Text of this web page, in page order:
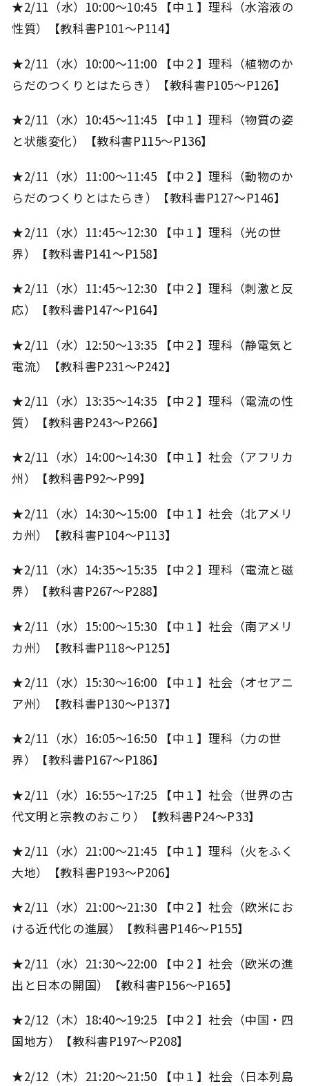
★2/11（水）10:00～10:45 【中１】理科（水溶液の
性質）【教科書P101～P114】
★2/11（水）10:00～11:00 【中２】理科（植物のか
らだのつくりとはたらき）【教科書P105～P126】
★2/11（水）10:45～11:45 【中１】理科（物質の姿
と状態変化）【教科書P115～P136】
★2/11（水）11:00～11:45 【中２】理科（動物のか
らだのつくりとはたらき）【教科書P127～P146】
★2/11（水）11:45～12:30 【中１】理科（光の世
界）【教科書P141～P158】
★2/11（水）11:45～12:30 【中２】理科（刺激と反
応）【教科書P147～P164】
★2/11（水）12:50～13:35 【中２】理科（静電気と
電流）【教科書P231～P242】
★2/11（水）13:35～14:35 【中２】理科（電流の性
質）【教科書P243～P266】
★2/11（水）14:00～14:30 【中１】社会（アフリカ
州）【教科書P92～P99】
★2/11（水）14:30～15:00 【中１】社会（北アメリ
カ州）【教科書P104～P113】
★2/11（水）14:35～15:35 【中２】理科（電流と磁
界）【教科書P267～P288】
★2/11（水）15:00～15:30 【中１】社会（南アメリ
カ州）【教科書P118～P125】
★2/11（水）15:30～16:00 【中１】社会（オセアニ
ア州）【教科書P130～P137】
★2/11（水）16:05～16:50 【中１】理科（力の世
界）【教科書P167～P186】
★2/11（水）16:55～17:25 【中１】社会（世界の古
代文明と宗教のおこり）【教科書P24～P33】
★2/11（水）21:00～21:45 【中１】理科（火をふく
大地）【教科書P193～P206】
★2/11（水）21:00～21:30 【中２】社会（欧米にお
ける近代化の進展）【教科書P146～P155】
★2/11（水）21:30～22:00 【中２】社会（欧米の進
出と日本の開国）【教科書P156～P165】
★2/12（木）18:40～19:25 【中２】社会（中国・四
国地方）【教科書P197～P208】
★2/12（木）21:20～21:50 【中１】社会（日本列島